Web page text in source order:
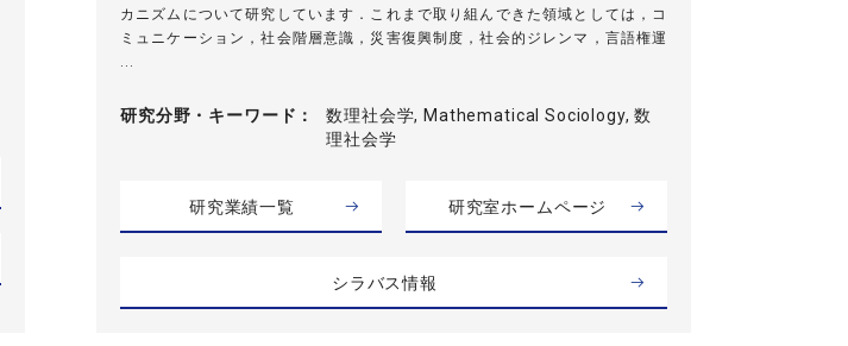
カニズムについて研究しています．これまで取り組んできた領域としては，コ
ミュニケーション，社会階層意識，災害復興制度，社会的ジレンマ，言語権運
研究分野・ キーワード
数理社会学, Mathematical Sociology, 数
理社会学
研究業績一覧 研究室ホームページ
シラバス情報